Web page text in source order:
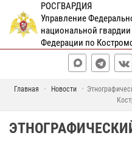
РОСГВАРДИЯ
Управление
национальной
Федерации по
Главная Новости